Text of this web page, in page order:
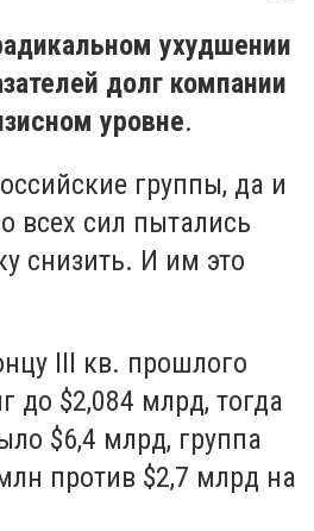
ухудшении
долг компании
уровне.
группы, да и
всех сил пытались
снизить. И им это
III кв. прошлого
до $2,084 млрд, тогда
$6,4 млрд, группа
против $2,7 млрд на